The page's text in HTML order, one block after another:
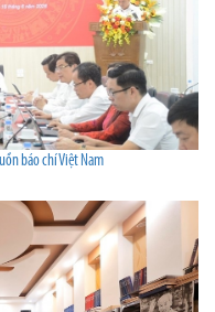
báo chí Việt Nam